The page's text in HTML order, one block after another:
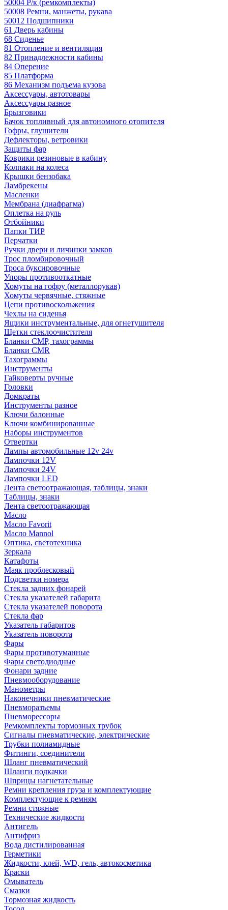
50004 Р/к (ремкомплекты)
50008 Ремни, манжеты, рукава
50012 Подшипники
61 Дверь кабины
68 Сиденье
81 Отопление и вентиляция
82 Принадлежности кабины
84 Оперение
85 Платформа
86 Механизм подъема кузова
Аксессуары, автотовары
Аксессуары разное
Брызговики
Бачок топливный для автономного отопителя
Гофры, глушители
Дефлекторы, ветровики
Защиты фар
Коврики резиновые в кабину
Колпаки на колеса
Крышки бензобака
Ламбрекены
Масленки
Мембрана (диафрагма)
Оплетка на руль
Отбойники
Папки ТИР
Перчатки
Ручки двери и личинки замков
Трос пломбировочный
Троса буксировочные
Упоры противооткатные
Хомуты на гофру (металлорукав)
Хомуты червячные, стяжные
Цепи противоскольжения
Чехлы на сиденья
Ящики инструментальные, для огнетушителя
Щетки стеклоочистителя
Бланки СМР, тахограммы
Бланки CMR
Тахограммы
Инструменты
Гайковерты ручные
Головки
Домкраты
Инструменты разное
Ключи балонные
Ключи комбинированные
Наборы инструментов
Отвертки
Лампы автомобильные 12v 24v
Лампочки 12V
Лампочки 24V
Лампочки LED
Лента светоотражающая, таблицы, знаки
Таблицы, знаки
Лента светоотражающая
Масло
Масло Favorit
Масло Mannol
Оптика, светотехника
Зеркала
Катафоты
Маяк проблесковый
Подсветки номера
Стекла задних фонарей
Стекла указателей габарита
Стекла указателей поворота
Стекла фар
Указатель габаритов
Указатель поворота
Фары
Фары противотуманные
Фары светодиодные
Фонари задние
Пневмооборудование
Манометры
Наконечники пневматические
Пневморазъемы
Пневморессоры
Ремкомплекты тормозных трубок
Сигналы пневматические, электрические
Трубки полиамидные
Фитинги, соединители
Шланг пневматический
Шланги подкачки
Шприцы нагнетательные
Ремни крепления груза и комплектующие
Комплектующие к ремням
Ремни стяжные
Технические жидкости
Антигель
Антифриз
Вода дистилированная
Герметики
Жидкости, клей, WD, гель, автокосметика
Краски
Омыватель
Смазки
Тормозная жидкость